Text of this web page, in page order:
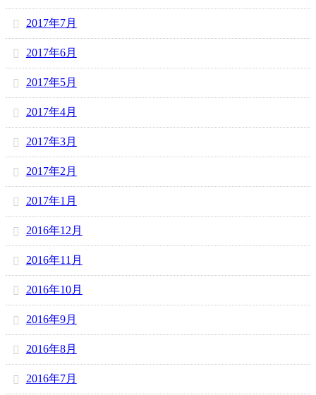
2017年7月
2017年6月
2017年5月
2017年4月
2017年3月
2017年2月
2017年1月
2016年12月
2016年11月
2016年10月
2016年9月
2016年8月
2016年7月